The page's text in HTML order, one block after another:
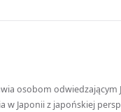
osobom odwiedzającym
w Japonii z japońskiej